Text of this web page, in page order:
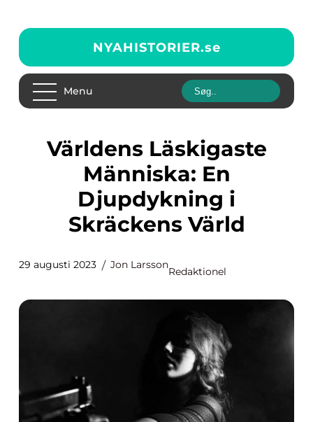
NYAHISTORIER.se
Menu
Världens Läskigaste
Människa: En
Djupdykning i
Skräckens Värld
29 augusti 2023 Jon Larsson
Redaktionel